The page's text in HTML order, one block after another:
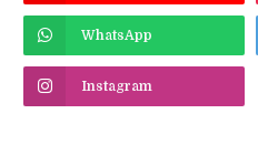
WhatsApp
Instagram